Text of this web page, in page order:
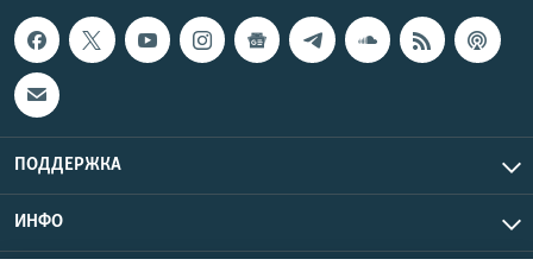
ПОДДЕРЖКА
ИНФО